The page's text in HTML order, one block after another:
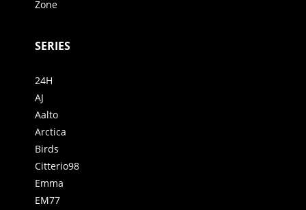
Zone
SERIES
24H
AJ
Aalto
Arctica
Birds
Citterio98
Emma
EM77